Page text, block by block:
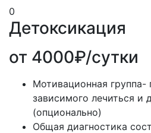
0
Детоксикация
от 4000₽/сутки
Мотивационная
зависимого лечиться и
(опционально)
Общая диагностика